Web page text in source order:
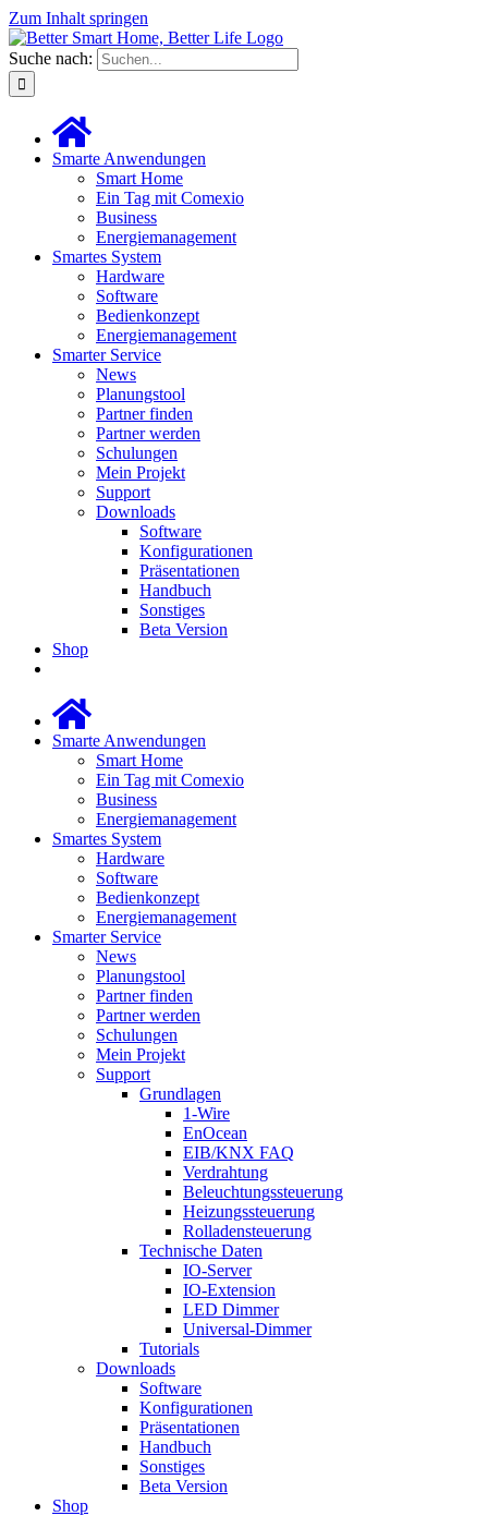
Zum Inhalt springen
Suche nach:
Smarte Anwendungen
Smart Home
Ein Tag mit Comexio
Business
Energiemanagement
Smartes System
Hardware
Software
Bedienkonzept
Energiemanagement
Smarter Service
News
Planungstool
Partner finden
Partner werden
Schulungen
Mein Projekt
Support
Downloads
Software
Konfigurationen
Präsentationen
Handbuch
Sonstiges
Beta Version
Shop
Smarte Anwendungen
Smart Home
Ein Tag mit Comexio
Business
Energiemanagement
Smartes System
Hardware
Software
Bedienkonzept
Energiemanagement
Smarter Service
News
Planungstool
Partner finden
Partner werden
Schulungen
Mein Projekt
Support
Grundlagen
1-Wire
EnOcean
EIB/KNX FAQ
Verdrahtung
Beleuchtungssteuerung
Heizungssteuerung
Rolladensteuerung
Technische Daten
IO-Server
IO-Extension
LED Dimmer
Universal-Dimmer
Tutorials
Downloads
Software
Konfigurationen
Präsentationen
Handbuch
Sonstiges
Beta Version
Shop